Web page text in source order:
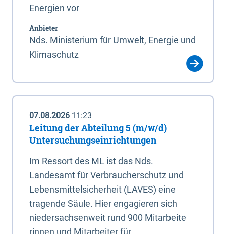
Energien vor
Anbieter
Nds. Ministerium für Umwelt, Energie und
Klimaschutz
07.08.2026 11:23
Leitung der Abteilung 5 (m/w/d)
Untersuchungseinrichtungen
Im Ressort des ML ist das Nds.
Landesamt für Verbraucherschutz und
Lebensmittelsicherheit (LAVES) eine
tragende Säule. Hier engagieren sich
niedersachsenweit rund 900 Mitarbeite